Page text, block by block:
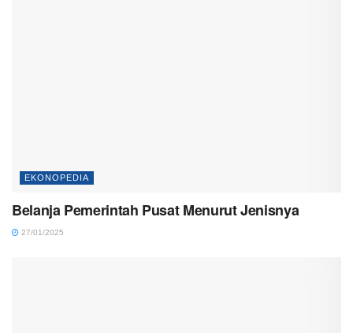
EKONOPEDIA
Belanja Pemerintah Pusat Menurut Jenisnya
27/01/2025